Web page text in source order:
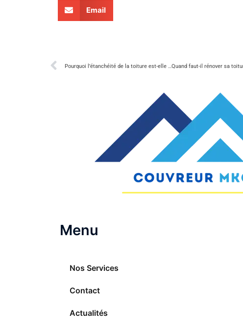
Email
Pourquoi l’étanchéité de la toiture est-elle cruciale dans le Var ?
Menu
Nos Services
Contact
Actualités